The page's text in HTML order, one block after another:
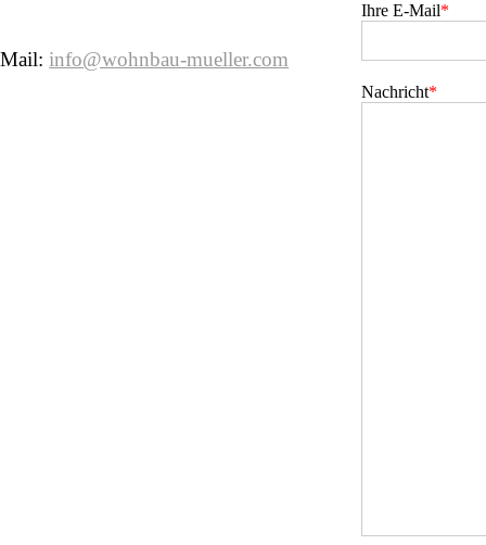
Mail: info@wohnbau-mueller.com
Ihre E-Mail*
Nachricht*